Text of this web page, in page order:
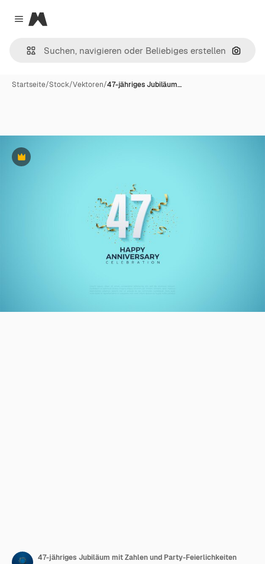
Close menu
Magnific
Nach
Startseite/Stock/Vektoren/47-jähriges Jubiläum…
Premium
47-jähriges Jubiläum mit Zahlen und Party-Feierlichkeiten